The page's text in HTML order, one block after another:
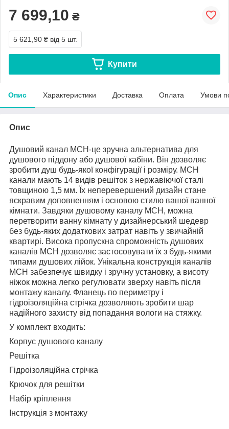
7 699,10 ₴
5 621,90 ₴ від 5 шт.
Купити
Опис Характеристики Доставка Оплата Умови
Опис
Душовий канал МСН-це зручна альтернатива для
душового піддону або душової кабіни. Він дозволяє
зробити душ будь-якої конфігурації і розміру. MСН
канали мають 14 видів решіток з нержавіючої сталі
товщиною 1,5 мм. Їх неперевершений дизайн стане
яскравим доповненням і основою стилю вашої ванної
кімнати. Завдяки душовому каналу МСН, можна
перетворити ванну кімнату у дизайнерський шедевр
без будь-яких додаткових затрат навіть у звичайній
квартирі. Висока пропускна спроможність душових
каналів МСН дозволяє застосовувати їх з будь-якими
типами душових лійок. Унікальна конструкція каналів
МСН забезпечує швидку і зручну установку, а висоту
ніжок можна легко регулювати зверху навіть після
монтажу каналу. Фланець по периметру і
гідроізоляційна стрічка дозволяють зробити шар
надійного захисту від попадання вологи на стяжку.
У комплект входить:
Корпус душового каналу
Решітка
Гідроізоляційна стрічка
Крючок для решітки
Набір кріплення
Інструкція з монтажу